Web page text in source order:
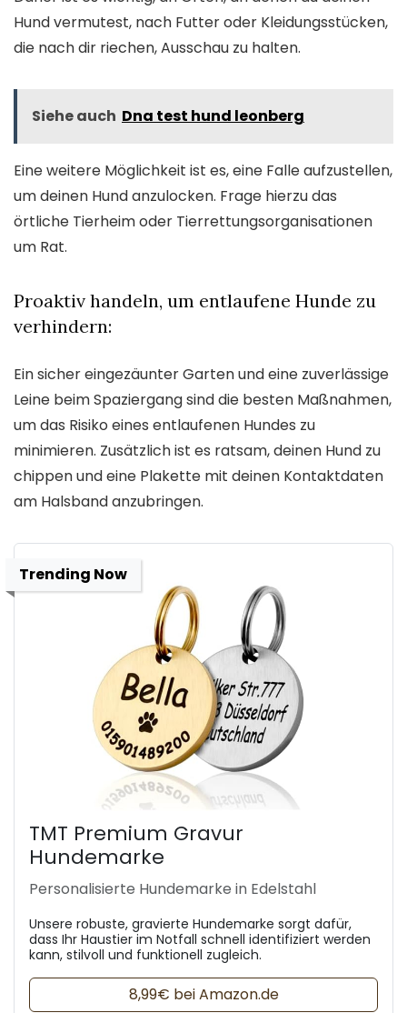
Hund vermutest, nach Futter oder Kleidungsstücken,
die nach dir riechen, Ausschau zu halten.
Siehe auch Dna test hund leonberg
Eine weitere Möglichkeit ist es, eine Falle aufzustellen,
um deinen Hund anzulocken. Frage hierzu das
örtliche Tierheim oder Tierrettungsorganisationen
um Rat.
Proaktiv handeln, um entlaufene Hunde zu
verhindern:
Ein sicher eingezäunter Garten und eine zuverlässige
Leine beim Spaziergang sind die besten Maßnahmen,
um das Risiko eines entlaufenen Hundes zu
minimieren. Zusätzlich ist es ratsam, deinen Hund zu
chippen und eine Plakette mit deinen Kontaktdaten
am Halsband anzubringen.
Trending Now
TMT Premium Gravur
Hundemarke
Personalisierte Hundemarke in Edelstahl
Unsere robuste, gravierte Hundemarke sorgt dafür,
dass Ihr Haustier im Notfall schnell identifiziert werden
kann, stilvoll und funktionell zugleich.
8,99€ bei Amazon.de